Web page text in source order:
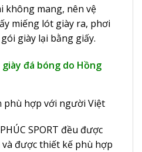
không mang, nên vệ
miếng lót giày ra, phơi
giày lại bằng giấy.
đá bóng do Hồng
phù hợp với người Việt
SPORT đều được
được thiết kế phù hợp